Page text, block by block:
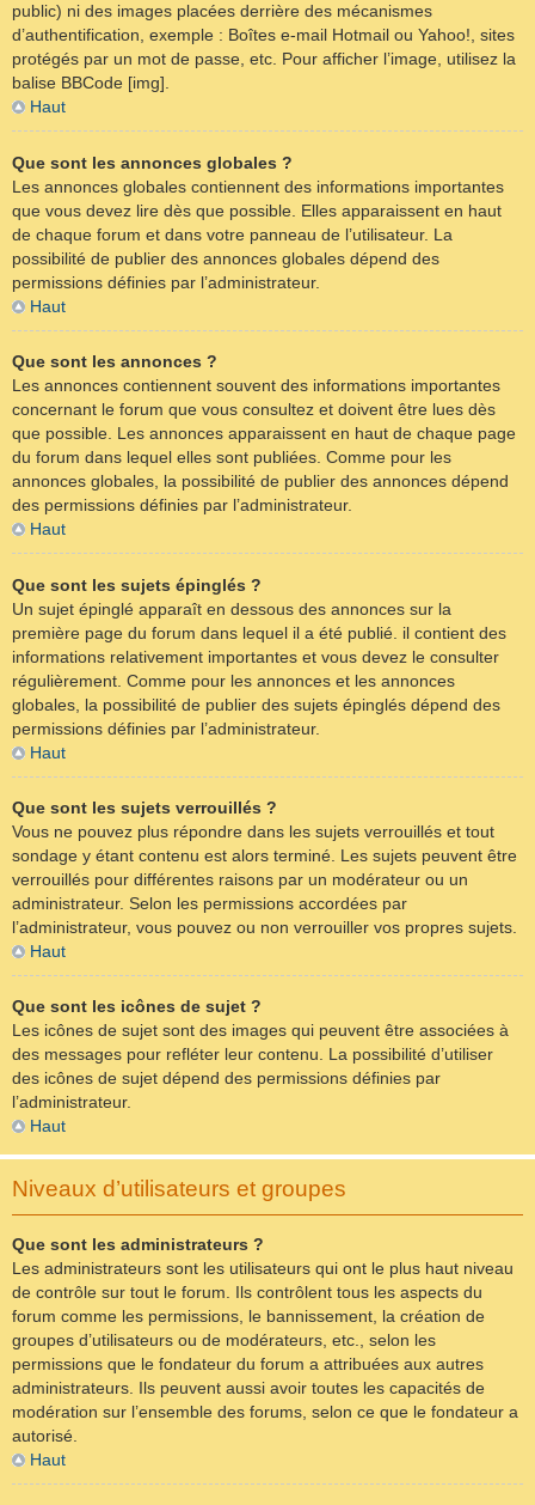
public) ni des images placées derrière des mécanismes
d’authentification, exemple : Boîtes e-mail Hotmail ou Yahoo!, sites
protégés par un mot de passe, etc. Pour afficher l’image, utilisez la
balise BBCode [img].
Haut
Que sont les annonces globales ?
Les annonces globales contiennent des informations importantes
que vous devez lire dès que possible. Elles apparaissent en haut
de chaque forum et dans votre panneau de l’utilisateur. La
possibilité de publier des annonces globales dépend des
permissions définies par l’administrateur.
Haut
Que sont les annonces ?
Les annonces contiennent souvent des informations importantes
concernant le forum que vous consultez et doivent être lues dès
que possible. Les annonces apparaissent en haut de chaque page
du forum dans lequel elles sont publiées. Comme pour les
annonces globales, la possibilité de publier des annonces dépend
des permissions définies par l’administrateur.
Haut
Que sont les sujets épinglés ?
Un sujet épinglé apparaît en dessous des annonces sur la
première page du forum dans lequel il a été publié. il contient des
informations relativement importantes et vous devez le consulter
régulièrement. Comme pour les annonces et les annonces
globales, la possibilité de publier des sujets épinglés dépend des
permissions définies par l’administrateur.
Haut
Que sont les sujets verrouillés ?
Vous ne pouvez plus répondre dans les sujets verrouillés et tout
sondage y étant contenu est alors terminé. Les sujets peuvent être
verrouillés pour différentes raisons par un modérateur ou un
administrateur. Selon les permissions accordées par
l’administrateur, vous pouvez ou non verrouiller vos propres sujets.
Haut
Que sont les icônes de sujet ?
Les icônes de sujet sont des images qui peuvent être associées à
des messages pour refléter leur contenu. La possibilité d’utiliser
des icônes de sujet dépend des permissions définies par
l’administrateur.
Haut
Niveaux d’utilisateurs et groupes
Que sont les administrateurs ?
Les administrateurs sont les utilisateurs qui ont le plus haut niveau
de contrôle sur tout le forum. Ils contrôlent tous les aspects du
forum comme les permissions, le bannissement, la création de
groupes d’utilisateurs ou de modérateurs, etc., selon les
permissions que le fondateur du forum a attribuées aux autres
administrateurs. Ils peuvent aussi avoir toutes les capacités de
modération sur l’ensemble des forums, selon ce que le fondateur a
autorisé.
Haut